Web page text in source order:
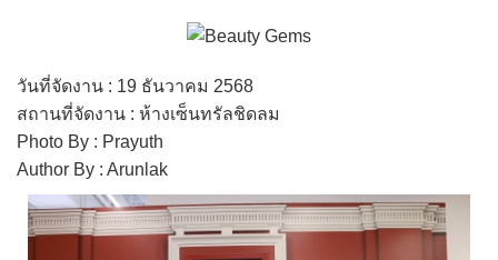
วันที่จัดงาน : 19 ธันวาคม 2568
สถานที่จัดงาน : ห้างเซ็นทรัลชิดลม
Photo By : Prayuth
Author By : Arunlak